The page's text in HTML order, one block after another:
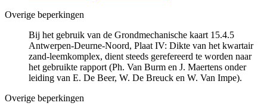
Overige beperkingen
Bij het gebruik van de Grondmechanische kaart 15.4.5
Antwerpen-Deurne-Noord, Plaat IV: Dikte van het kwartair
zand-leemkomplex, dient steeds gerefereerd te worden naar
het gebruikte rapport (Ph. Van Burm en J. Maertens onder
leiding van E. De Beer, W. De Breuck en W. Van Impe).
Overige beperkingen